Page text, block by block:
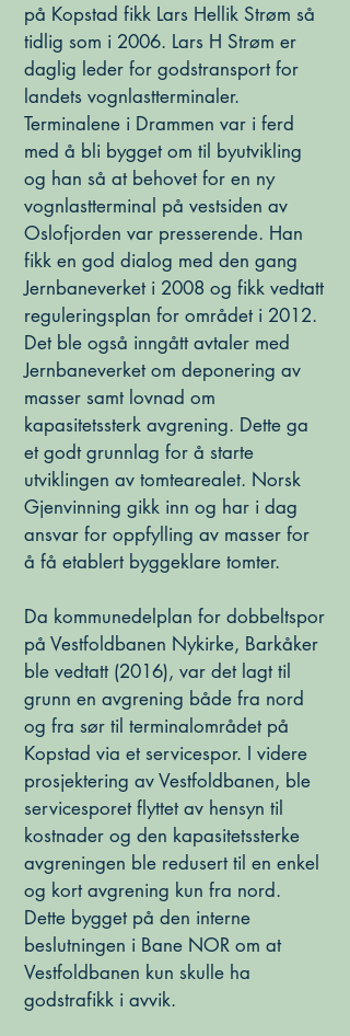
på Kopstad fikk Lars Hellik Strøm så
tidlig som i 2006. Lars H Strøm er
daglig leder for godstransport for
landets vognlastterminaler.
Terminalene i Drammen var i ferd
med å bli bygget om til byutvikling
og han så at behovet for en ny
vognlastterminal på vestsiden av
Oslofjorden var presserende. Han
fikk en god dialog med den gang
Jernbaneverket i 2008 og fikk vedtatt
reguleringsplan for området i 2012.
Det ble også inngått avtaler med
Jernbaneverket om deponering av
masser samt lovnad om
kapasitetssterk avgrening. Dette ga
et godt grunnlag for å starte
utviklingen av tomtearealet. Norsk
Gjenvinning gikk inn og har i dag
ansvar for oppfylling av masser for
å få etablert byggeklare tomter.
Da kommunedelplan for dobbeltspor
på Vestfoldbanen Nykirke, Barkåker
ble vedtatt (2016), var det lagt til
grunn en avgrening både fra nord
og fra sør til terminalområdet på
Kopstad via et servicespor. I videre
prosjektering av Vestfoldbanen, ble
servicesporet flyttet av hensyn til
kostnader og den kapasitetssterke
avgreningen ble redusert til en enkel
og kort avgrening kun fra nord.
Dette bygget på den interne
beslutningen i Bane NOR om at
Vestfoldbanen kun skulle ha
godstrafikk i avvik.